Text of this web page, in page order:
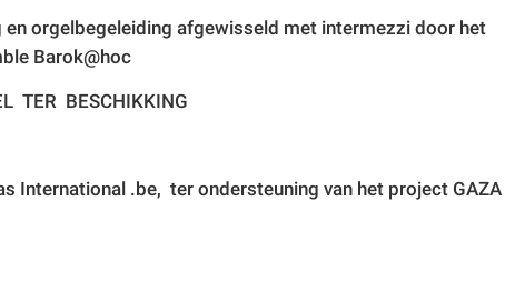
orgelbegeleiding afgewisseld met intermezzi door het
Barok@hoc
BESCHIKKING
International .be, ter ondersteuning van het project GAZA